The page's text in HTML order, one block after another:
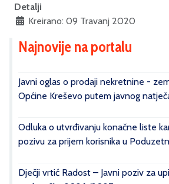
Detalji
Kreirano: 09 Travanj 2020
Najnovije na portalu
Javni oglas o prodaji nekretnine -
Općine Kreševo putem javnog
Odluka o utvrđivanju konačne liste
pozivu za prijem korisnika u
Dječji vrtić Radost – Javni poziv za